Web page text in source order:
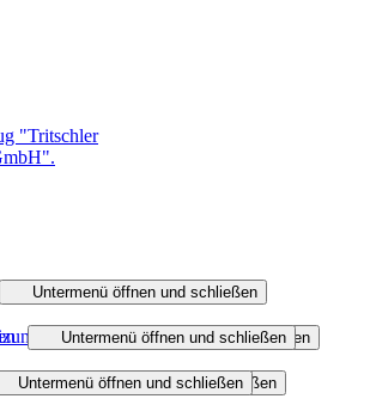
Untermenü öffnen und schließen
Untermenü öffnen und schließen
Heizungsmodernisierung
Untermenü öffnen und schließen
Untermenü öffnen und schließen
Assistent
Untermenü öffnen und schließen